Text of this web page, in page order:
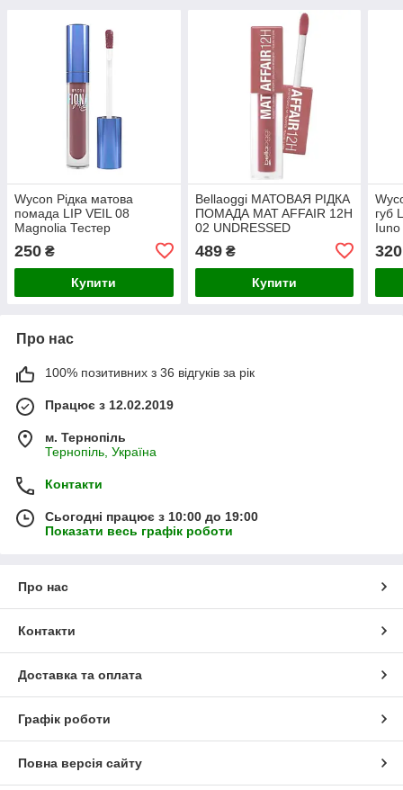
Wycon Рідка матова
помада LIP VEIL 08
Magnolia Тестер
250 ₴
Купити
Bellaoggi МАТОВАЯ РІДКА
ПОМАДА MAT AFFAIR 12H
02 UNDRESSED
489₴
Купити
губ
Iuno
320
Про нас
100% позитивних з 36 відгуків за рік
Працює з 12.02.2019
м. Тернопіль
Тернопіль, Україна
Контакти
Сьогодні працює з 10:00 до 19:00
Показати весь графік роботи
Про нас
Контакти
Доставка та оплата
Графік роботи
Повна версія сайту